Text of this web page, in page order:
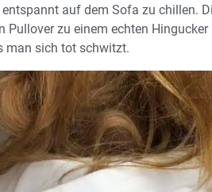
auf dem Sofa zu chillen.
zu einem echten
man sich tot schwitzt.